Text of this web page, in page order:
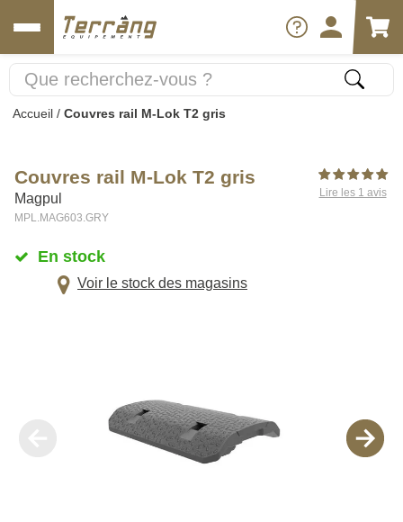
Accueil / Couvres rail M-Lok T2 gris
Couvres rail M-Lok T2 gris
Magpul
MPL.MAG603.GRY
Lire les 1 avis
En stock
Voir le stock des magasins